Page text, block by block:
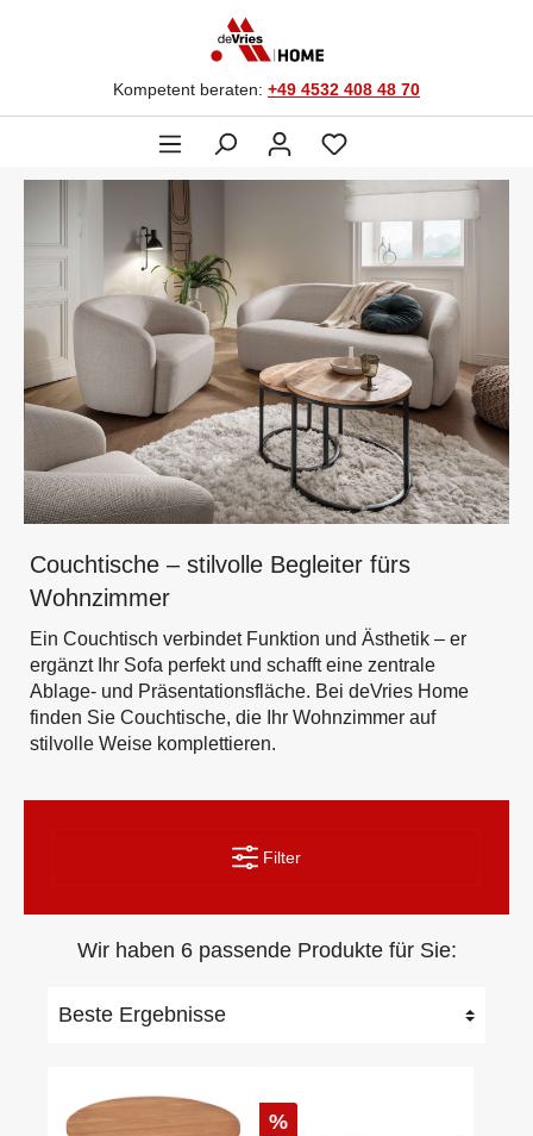
Kompetent beraten: +49 4532 408 48 70
Couchtische – stilvolle Begleiter fürs
Wohnzimmer
Ein Couchtisch verbindet Funktion und Ästhetik – er
ergänzt Ihr Sofa perfekt und schafft eine zentrale
Ablage- und Präsentationsfläche. Bei deVries Home
finden Sie Couchtische, die Ihr Wohnzimmer auf
stilvolle Weise komplettieren.
Filter
Wir haben 6 passende Produkte für Sie:
%